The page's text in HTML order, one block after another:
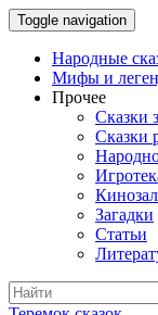
Toggle navigation
Народные
Мифы и
Прочее
Сказки
Сказки
Кинозал
Загадки
Статьи